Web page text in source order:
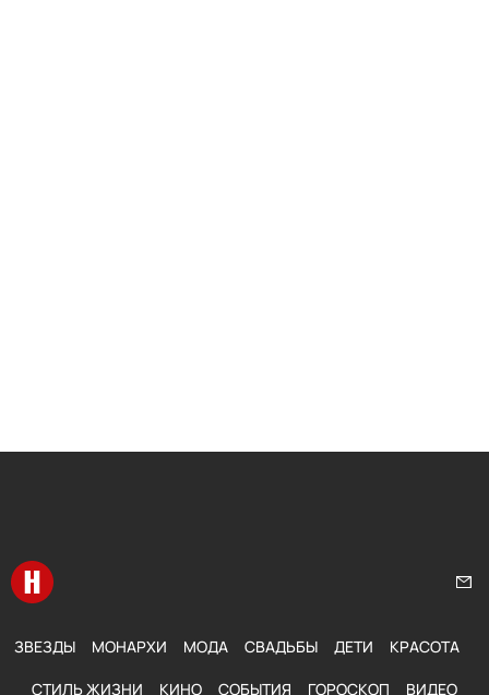
Перейти на главную
ЗВЕЗДЫ МОНАРХИ МОДА СВАДЬБЫ ДЕТИ КРАСОТА
СТИЛЬ ЖИЗНИ КИНО СОБЫТИЯ ГОРОСКОП ВИДЕО